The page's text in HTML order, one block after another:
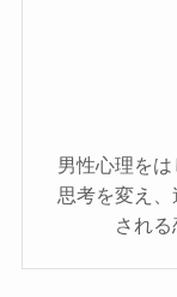
男性心理を
思考を変え
される